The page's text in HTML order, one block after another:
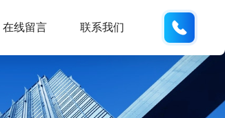
在线留言 联系我们